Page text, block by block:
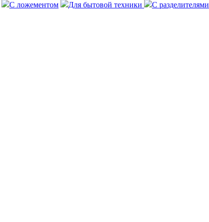
С ложементом Для бытовой техники С разделителями